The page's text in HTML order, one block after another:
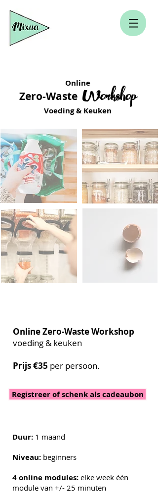
Online
Zero-Waste Workshop
Voeding & Keuken
Online Zero-Waste Workshop
voeding & keuken
Prijs€35 per persoon.
Registreer of schenk als cadeaubon
Duur: 1 maand
Niveau: beginners
4 online modules: elke week één
module van +/- 25 minuten